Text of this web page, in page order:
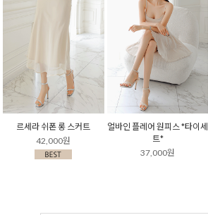
르세라 쉬폰 롱 스커트
42,000원
얼바인 플레어 원피스 *타이세
트*
37,000원